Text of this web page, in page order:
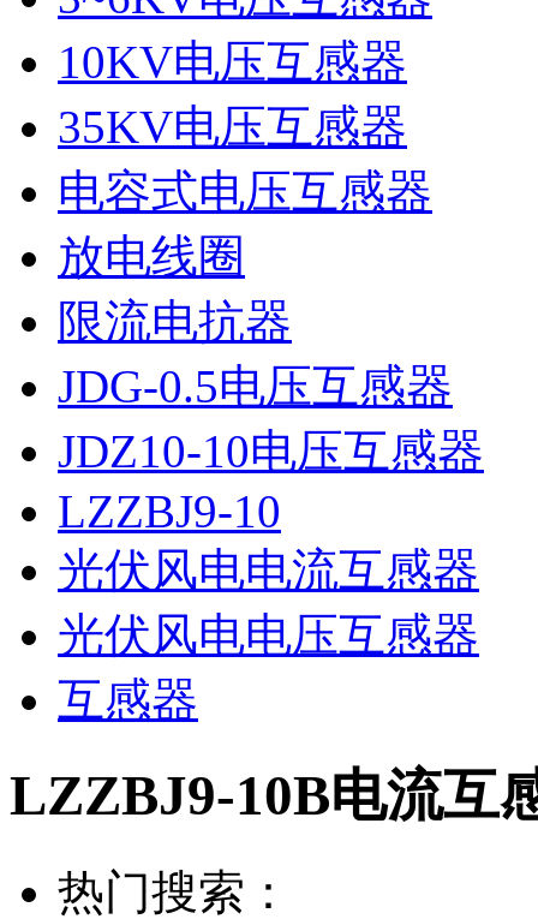
10KV电压互感器
35KV电压互感器
电容式电压互感器
放电线圈
限流电抗器
JDG-0.5电压互感器
JDZ10-10电压互感器
LZZBJ9-10
光伏风电电流互感器
光伏风电电压互感器
互感器
LZZBJ9-10B电流互
热门搜索：